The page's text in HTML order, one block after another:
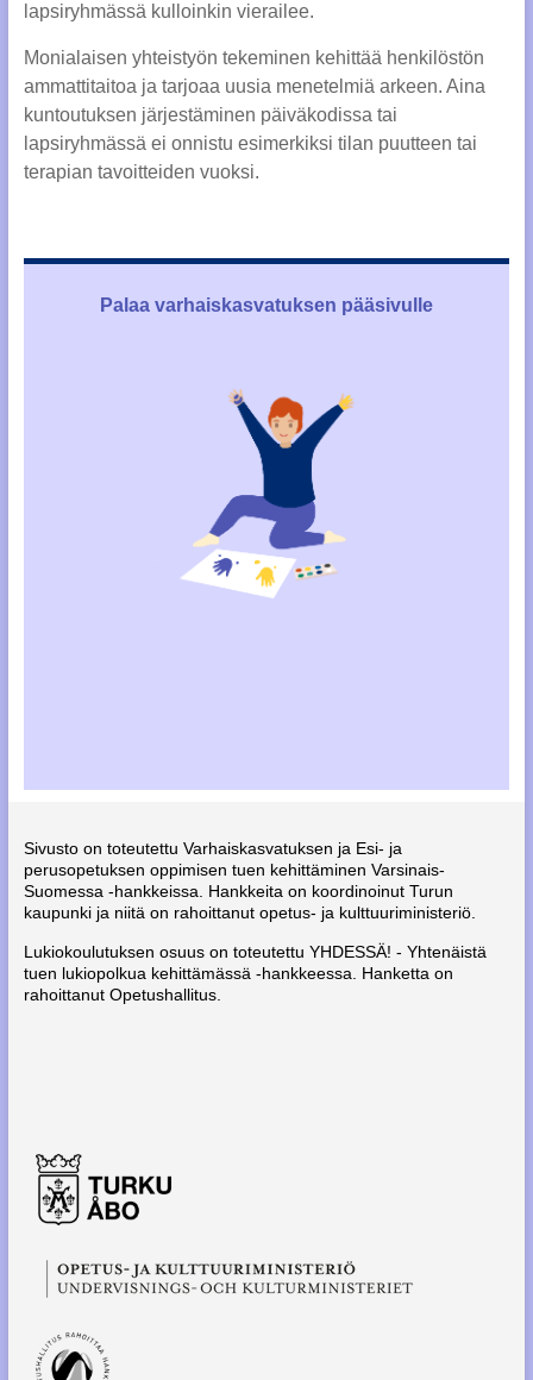
lapsiryhmässä kulloinkin vierailee.
Monialaisen yhteistyön tekeminen kehittää henkilöstön
ammattitaitoa ja tarjoaa uusia menetelmiä arkeen. Aina
kuntoutuksen järjestäminen päiväkodissa tai
lapsiryhmässä ei onnistu esimerkiksi tilan puutteen tai
terapian tavoitteiden vuoksi.
Palaa varhaiskasvatuksen pääsivulle
Sivusto on toteutettu Varhaiskasvatuksen ja Esi- ja
perusopetuksen oppimisen tuen kehittäminen Varsinais-
Suomessa -hankkeissa. Hankkeita on koordinoinut Turun
kaupunki ja niitä on rahoittanut opetus- ja kulttuuriministeriö.
Lukiokoulutuksen osuus on toteutettu YHDESSÄ! - Yhtenäistä
tuen lukiopolkua kehittämässä -hankkeessa. Hanketta on
rahoittanut Opetushallitus.